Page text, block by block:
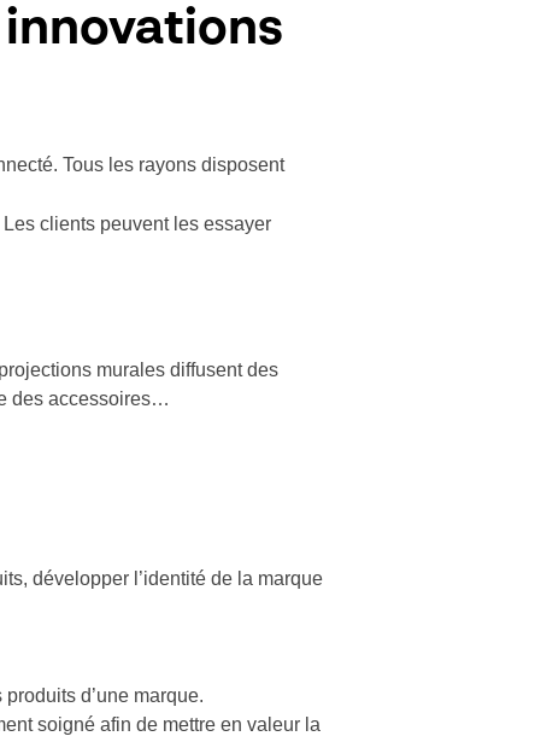
Tous les rayons disposent
clients peuvent les essayer
murales diffusent des
des accessoires…
développer l’identité de la marque
d’une marque.
soigné afin de mettre en valeur la